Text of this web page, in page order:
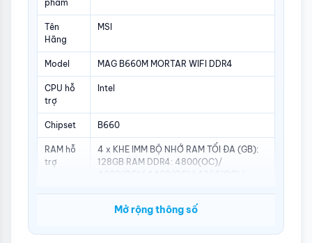
phẩm
Tên
Hãng
MSI
Model MAG B660M MORTAR WIFI DDR4
CPU hỗ
trợ
Intel
Chipset B660
RAM hỗ
trợ
4 x KHE IMM BỘ NHỚ RAM TỐI ĐA (GB):
128GB RAM DDR4: 4800(OC)/
3400(OC)/ 3333(OC)/ 3200(OC)/
2666(JEDEC)/ 2400(JEDEC)/
Mở rộng thông số